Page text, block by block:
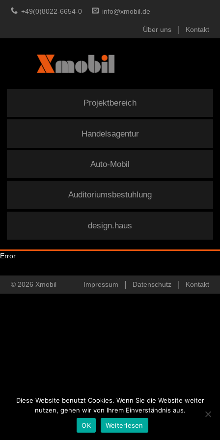
+49(0)8022-6654-0 info@xmobil.de
Über uns Kontakt
Projektbereich
Handelsagentur
Auto-Mobil
Auditoriumsbestuhlung
design.haus
Error
© 2026 Xmobil Impressum Datenschutz Kontakt
Diese Website benutzt Cookies. Wenn Sie die Website weiter
nutzen, gehen wir von Ihrem Einverständnis aus.
OK
Weiterlesen